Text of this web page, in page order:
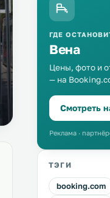
ГДЕ
Вена
Цены, фото и
— на
Смотреть
Реклама ·
ТЭГИ
booking.com